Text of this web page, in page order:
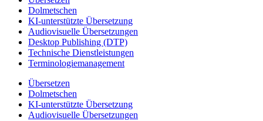
Dolmetschen
KI-unterstützte Übersetzung
Audiovisuelle Übersetzungen
Desktop Publishing (DTP)
Technische Dienstleistungen
Terminologiemanagement
Übersetzen
Dolmetschen
KI-unterstützte Übersetzung
Audiovisuelle Übersetzungen